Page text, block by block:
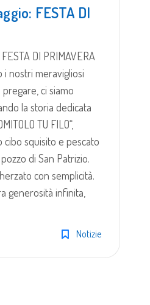
FESTA DI
DI PRIMAVERA
i nostri meravigliosi
ci siamo
la storia dedicata
TU FILO“,
cibo squisito e pescato
di San Patrizio.
con semplicità.
generosità infinita,
Notizie